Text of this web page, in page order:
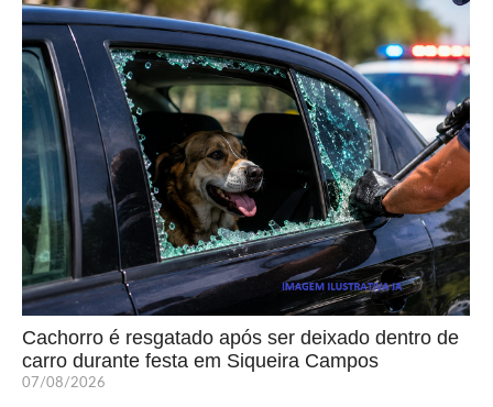
Cachorro é resgatado após ser deixado dentro de
carro durante festa em Siqueira Campos
07/08/2026